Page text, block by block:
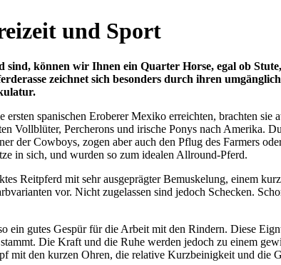
und Sport
sind, können wir Ihnen ein Quarter Horse, egal ob
zeichnet sich besonders durch ihren
spanischen Eroberer Mexiko erreichten, brachten
Vollblüter, Percherons und irische Ponys nach Amerika.
der Cowboys, zogen aber auch den Pflug des Farmers
in sich, und wurden so zum idealen Allround-Pferd.
Reitpferd mit sehr ausgeprägter Bemuskelung, einem
vor. Nicht zugelassen sind jedoch Schecken.
ein gutes Gespür für die Arbeit mit den Rindern. Diese
Die Kraft und die Ruhe werden jedoch zu einem
mit den kurzen Ohren, die relative Kurzbeinigkeit und die